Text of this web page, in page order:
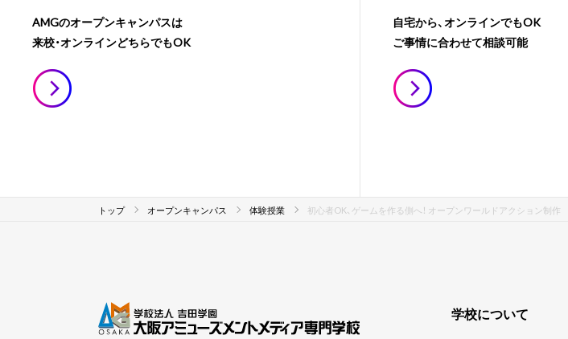
AMGのオープンキャンパスは
来校・オンラインどちらでもOK
自宅から、オンラインでもOK
ご事情に合わせて相談可能
トップ オープンキャンパス 体験授業 初心者OK、ゲームを作る側へ！ オープンワールドアクション制作
学校について